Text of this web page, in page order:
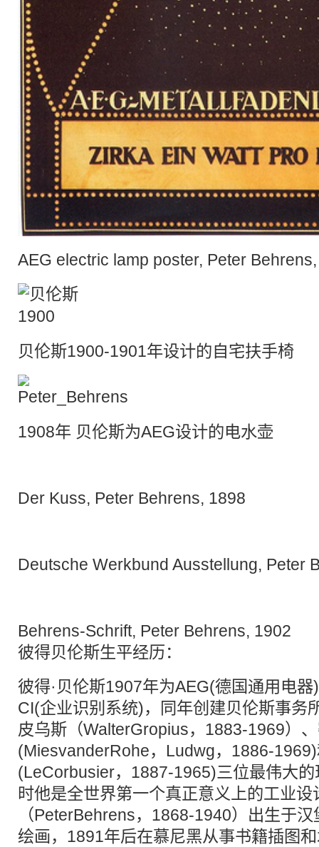
AEG electric lamp poster, Peter
贝伦斯1900-1901年设计的自宅扶手椅
1908年 贝伦斯为AEG设计的电水壶
Der Kuss, Peter Behrens, 1898
Deutsche Werkbund Ausstellung, Peter
Behrens-Schrift, Peter Behrens, 1902
彼得贝伦斯生平经历：
彼得·贝伦斯1907年为AEG(德国通用电
CI(企业识别系统)，同年创建贝伦斯事务
皮乌斯（WalterGropius，1883-1969）、
(MiesvanderRohe，Ludwg，1886-1969)
(LeCorbusier，1887-1965)三位最伟大
时他是全世界第一个真正意义上的工业设
（PeterBehrens，1868-1940）出生于
绘画，1891年后在慕尼黑从事书籍插图